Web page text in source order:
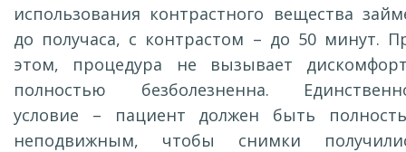
использования контрастного вещества
до получаса, с контрастом – до 50 минут.
этом, процедура не вызывает
полностью безболезненна.
условие – пациент должен быть
неподвижным, чтобы снимки